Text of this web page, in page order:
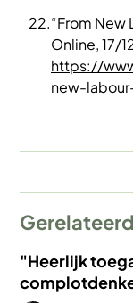
“From New
Online, 17/
https://
new-
"Heerlijk